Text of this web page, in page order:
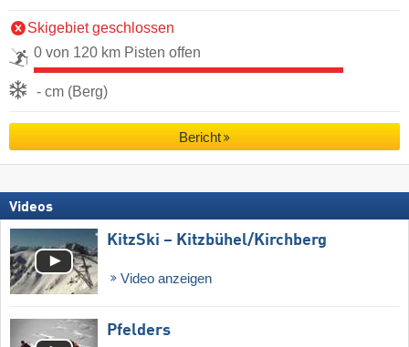
Skigebiet geschlossen
0 von 120 km Pisten offen
- cm (Berg)
Bericht
Videos
KitzSki – Kitzbühel/​Kirchberg
Video anzeigen
Pfelders